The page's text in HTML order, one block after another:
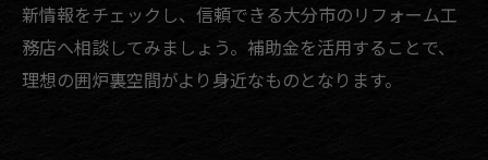
新情報をチェックし、信頼できる大分市のリフォーム工
務店へ相談してみましょう。補助金を活用することで、
理想の囲炉裏空間がより身近なものとなります。